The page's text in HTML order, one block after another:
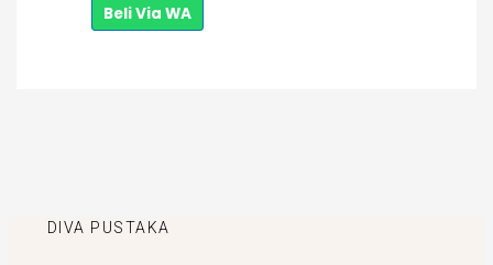
Beli Via WA
DIVA PUSTAKA